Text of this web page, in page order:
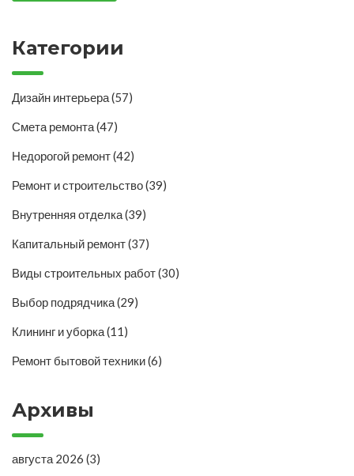
Категории
Дизайн интерьера(57)
Смета ремонта(47)
Недорогой ремонт(42)
Ремонт и строительство(39)
Внутренняя отделка(39)
Капитальный ремонт(37)
Виды строительных работ(30)
Выбор подрядчика(29)
Клининг и уборка(11)
Ремонт бытовой техники(6)
Архивы
августа 2026 (3)